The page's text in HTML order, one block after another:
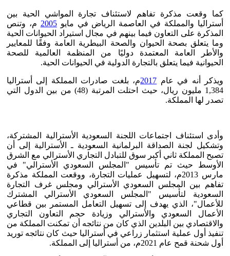
كما وقعت مذكرة تفاهم لاستئناف تجارة المواشي الحية بين
أستراليا والمملكة في العاصمة الرياض في مايو2005 م، وتنص
المذكرة على التعاون فيما بينهم في مجال استيراد الحيوانات الحية
وما يتعلق بصحة الحيوان والصحة البيطرية العامة وفقًا للمعايير
والأطر العامة المعتمدة دوليًا من المنظمة العالمية للصحة
الحيوانية فيما يتعلق بالتجارة الدولية في الحيوانات الحية.
ويذكر أنه في عام 2017م، بلغت صادرات المملكة إلى أستراليا
1,384 مليون ريال، حيث احتلت المرتبة (48) من بين الدول التي
تصدر لها المملكة.
وأدى استئناف اجتماعات اللجنة السعودية الأسترالية المشتركة،
وتشكيل لجنة الصداقة البرلمانية السعودية ـ الأسترالية إلى أن
تصبح المملكة ثاني أكبر سوق للتبادل التجاري الأسترالي مع الشرق
الأوسط حيث تم تأسيس "المجلس السعودي الأسترالي" في
مارس 2013م، لتسهيل عمليات التجارة، ووقعت المملكة مذكرة
تفاهم بين المجلس السعودي الأسترالي ومجلس غرف التجارة
السعودية لتأسيس "المجلس السعودي الأسترالي المشترك
للأعمال"، الذي يهدف إلى تسهيل التعامل المستمر بين قطاعي
الأعمال السعودي والأسترالي وزيادة حجم التعاون التجاري
والاقتصادي بين البلدين الذي كان من نتائجه أن تمكنت المملكة من
تنفيذ أول عملية استثمار زراعي في أستراليا حيث كان نتائجه توريد
أول شحنة قمح عام 2021م، من أستراليا إلى المملكة.